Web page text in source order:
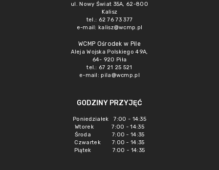
ul. Nowy Świat 35A, 62-800
Kalisz
tel.: 62 76 73 377
e-mail: kalisz@wcmp.pl
WCMP Ośrodek w Pile
Aleja Wojska Polskiego 49A,
64- 920 Piła
tel.: 67 21 25 521
e-mail: pila@wcmp.pl
GODZINY PRZYJĘĆ
Poniedziałek 7:00 - 14:35
Wtorek 7:00 - 14:35
Środa 7:00 - 14:35
Czwartek 7:00 - 14:35
Piątek 7:00 - 14:35